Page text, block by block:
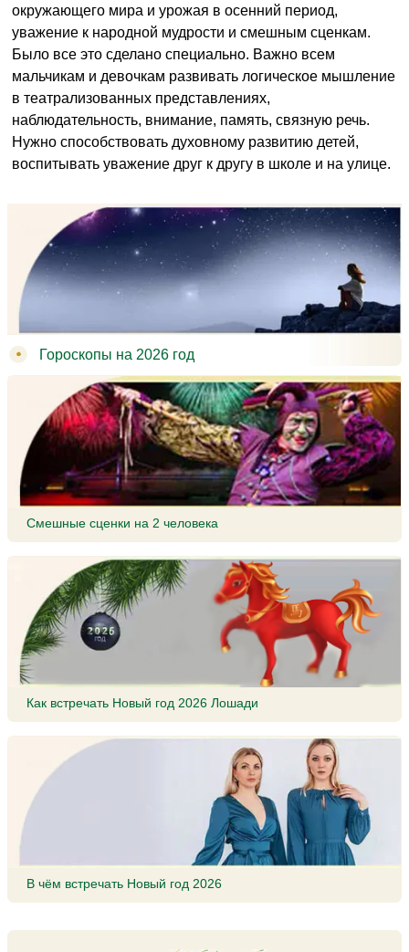
окружающего мира и урожая в осенний период,
уважение к народной мудрости и смешным сценкам.
Было все это сделано специально. Важно всем
мальчикам и девочкам развивать логическое мышление
в театрализованных представлениях,
наблюдательность, внимание, память, связную речь.
Нужно способствовать духовному развитию детей,
воспитывать уважение друг к другу в школе и на улице.
Гороскопы на 2026 год
Смешные сценки на 2 человека
Как встречать Новый год 2026 Лошади
В чём встречать Новый год 2026